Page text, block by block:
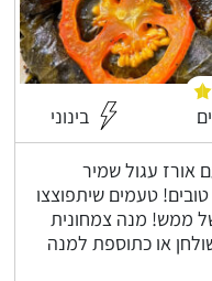
בינוני
אורז עגול שמיר
טעמים שיתפוצצו
ממש! מנה צמחונית
או כתוספת למנה